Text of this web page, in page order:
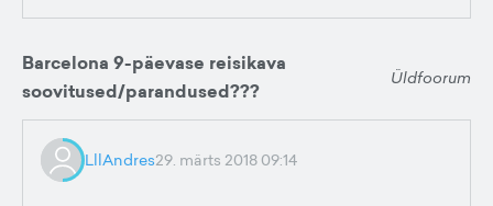
Barcelona 9-päevase reisikava
soovitused/parandused???
Üldfoorum
LllAndres29. märts 2018 09:14